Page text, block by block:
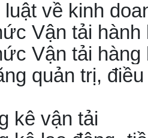
luật về kinh
Vận tải hành
Vận tải hàng
quản trị,
kê vận tải